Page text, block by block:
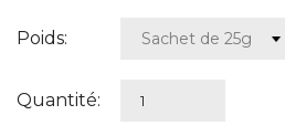
Poids:
Quantité: